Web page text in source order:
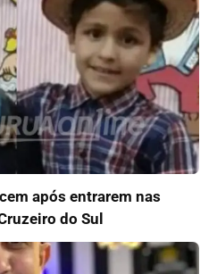
após entrarem nas
do Sul